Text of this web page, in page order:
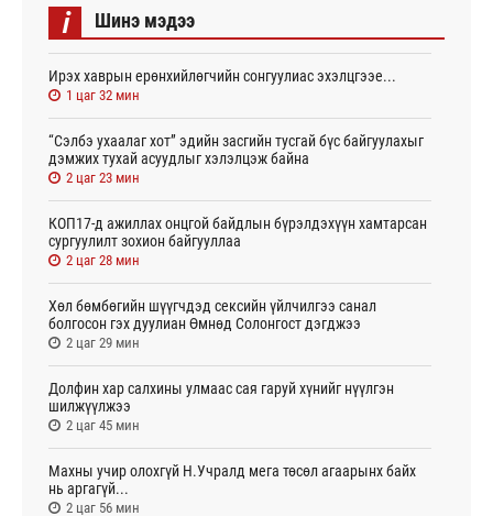
i Шинэ мэдээ
Ирэх хаврын ерөнхийлөгчийн сонгуулиас эхэлцгээе...
1 цаг 32 мин
“Сэлбэ ухаалаг хот” эдийн засгийн тусгай бүс байгуулахыг
дэмжих тухай асуудлыг хэлэлцэж байна
2 цаг 23 мин
КОП17-д ажиллах онцгой байдлын бүрэлдэхүүн хамтарсан
сургуулилт зохион байгууллаа
2 цаг 28 мин
Хөл бөмбөгийн шүүгчдэд сексийн үйлчилгээ санал
болгосон гэх дуулиан Өмнөд Солонгост дэгджээ
2 цаг 29 мин
Долфин хар салхины улмаас сая гаруй хүнийг нүүлгэн
шилжүүлжээ
2 цаг 45 мин
Махны учир олохгүй Н.Учралд мега төсөл агаарынх байх
нь аргагүй...
2 цаг 56 мин